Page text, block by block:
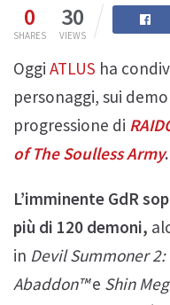
0
SHARES
30
VIEWS
Oggi ATLUS ha
personaggi, sui
progressione di
of The Soulless Army.
L’imminente GdR
più di 120 demoni,
in Devil Summoner
Abaddon™e Shin